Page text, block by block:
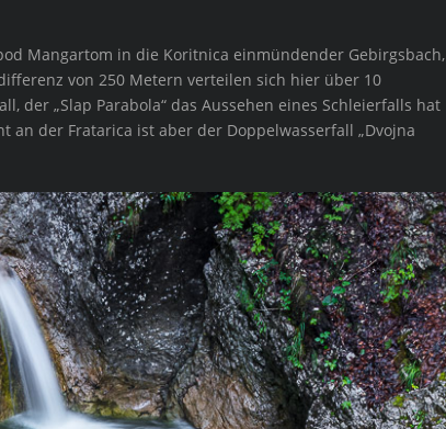
Mangartom in die Koritnica einmündender Gebirgsbach,
von 250 Metern verteilen sich hier über 10
der „Slap Parabola“ das Aussehen eines Schleierfalls hat
der Fratarica ist aber der Doppelwasserfall „Dvojna